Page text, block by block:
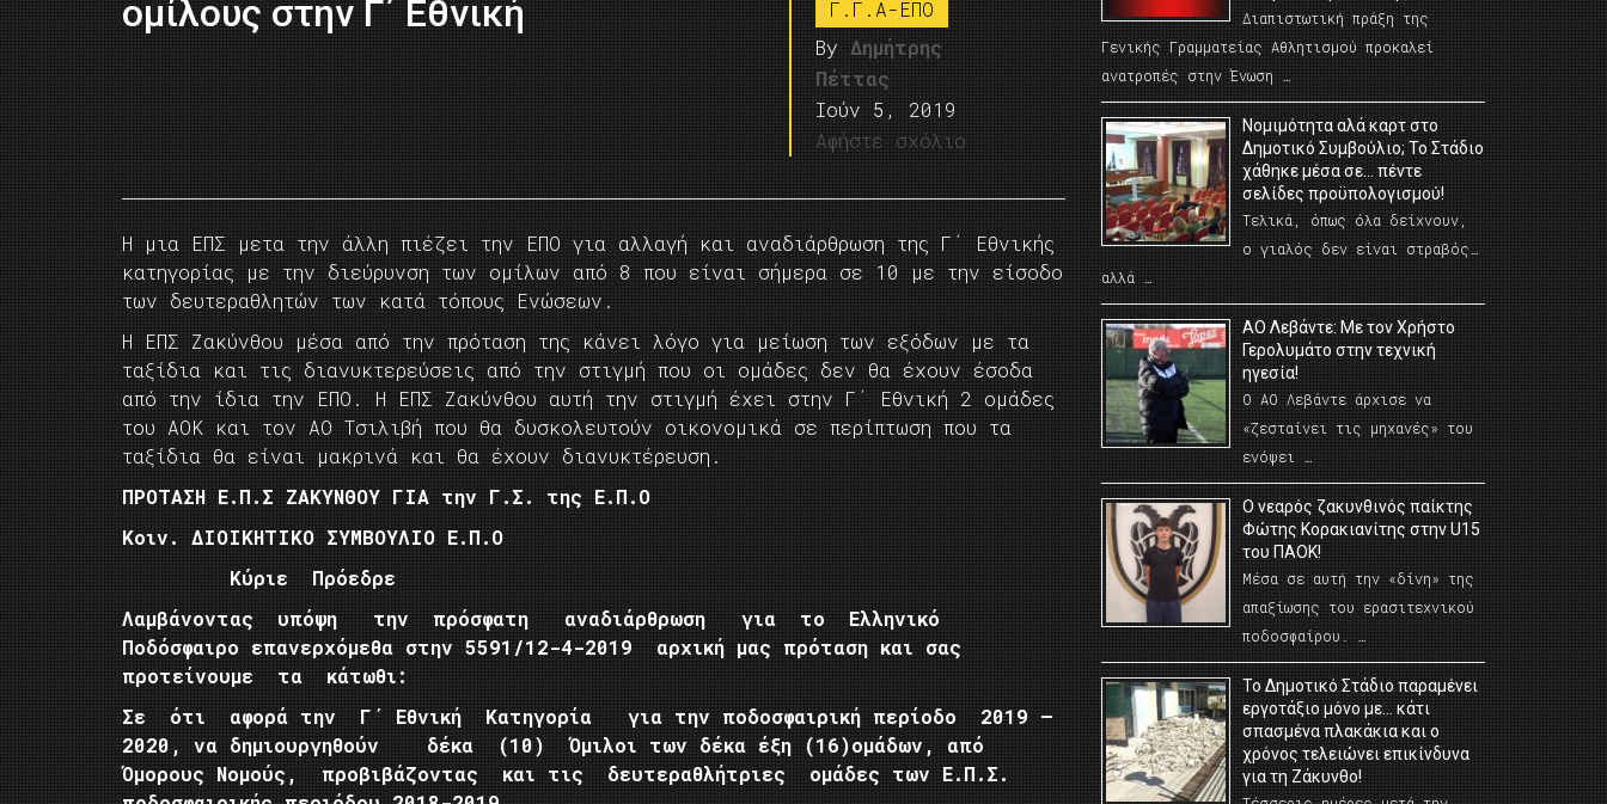
ομίλους στην Γ΄ Εθνική
Γ.Γ.Α-ΕΠΟ
By Δημήτρης
Πέττας
Ιούν 5, 2019
Αφήστε σχόλιο
Η μια ΕΠΣ μετα την άλλη πιέζει την ΕΠΟ για αλλαγή και αναδιάρθρωση της Γ΄ Εθνικής
κατηγορίας με την διεύρυνση των ομίλων από 8 που είναι σήμερα σε 10 με την είσοδο
των δευτεραθλητών των κατά τόπους Ενώσεων.
Η ΕΠΣ Ζακύνθου μέσα από την πρόταση της κάνει λόγο για μείωση των εξόδων με τα
ταξίδια και τις διανυκτερεύσεις από την στιγμή που οι ομάδες δεν θα έχουν έσοδα
από την ίδια την ΕΠΟ. Η ΕΠΣ Ζακύνθου αυτή την στιγμή έχει στην Γ΄ Εθνική 2 ομάδες
του ΑΟΚ και τον ΑΟ Τσιλιβή που θα δυσκολευτούν οικονομικά σε περίπτωση που τα
ταξίδια θα είναι μακρινά και θα έχουν διανυκτέρευση.
ΠΡΟΤΑΣΗ Ε.Π.Σ ΖΑΚΥΝΘΟΥ ΓΙΑ την Γ.Σ. της Ε.Π.Ο
Κοιν. ΔΙΟΙΚΗΤΙΚΟ ΣΥΜΒΟΥΛΙΟ Ε.Π.Ο
Κύριε Πρόεδρε
Λαμβάνοντας υπόψη την πρόσφατη αναδιάρθρωση για το Ελληνικό
Ποδόσφαιρο επανερχόμεθα στην 5591/12-4-2019 αρχική μας πρόταση και σας
προτείνουμε τα κάτωθι:
Σε ότι αφορά την Γ΄ Εθνική Κατηγορία για την ποδοσφαιρική περίοδο 2019 –
2020, να δημιουργηθούν δέκα (10) Όμιλοι των δέκα έξη (16)ομάδων, από
Όμορους Νομούς, προβιβάζοντας και τις δευτεραθλήτριες ομάδες των Ε.Π.Σ.
Διαπιστωτική πράξη της
Γενικής Γραμματείας Αθλητισμού προκαλεί
ανατροπές στην Ένωση …
Νομιμότητα αλά καρτ στο
Δημοτικό Συμβούλιο; Το Στάδιο
χάθηκε μέσα σε… πέντε
σελίδες προϋπολογισμού!
Τελικά, όπως όλα δείχνουν,
ο γιαλός δεν είναι στραβός…
αλλά …
ΑΟ Λεβάντε: Με τον Χρήστο
Γερολυμάτο στην τεχνική
ηγεσία!
Ο ΑΟ Λεβάντε άρχισε να
«ζεσταίνει τις μηχανές» του
ενόψει …
O νεαρός ζακυνθινός παίκτης
Φώτης Κορακιανίτης στην U15
του ΠΑΟΚ!
Μέσα σε αυτή την «δίνη» της
απαξίωσης του ερασιτεχνικού
ποδοσφαίρου. …
Το Δημοτικό Στάδιο παραμένει
εργοτάξιο μόνο με… κάτι
σπασμένα πλακάκια και ο
χρόνος τελειώνει επικίνδυνα
για τη Ζάκυνθο!